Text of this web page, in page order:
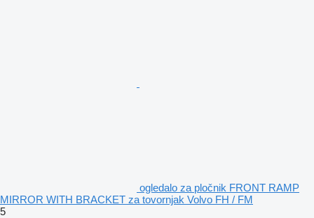
ogledalo za pločnik FRONT RAMP
MIRROR WITH BRACKET za tovornjak Volvo FH / FM
5